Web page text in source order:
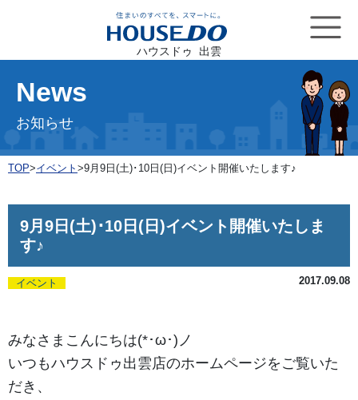
ハウスドゥ 出雲
News
お知らせ
TOP>イベント >9月9日(土)･10日(日)イベント開催いたします♪
9月9日(土)･10日(日)イベント開催いたしま
す♪
イベント 2017.09.08
みなさまこんにちは(*･ω･)ノ
いつもハウスドゥ出雲店のホームページをご覧いた
だき、